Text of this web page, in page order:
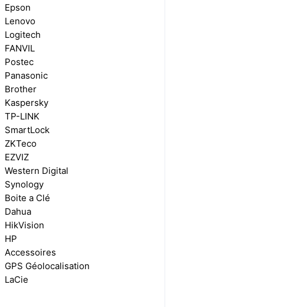
Epson
Lenovo
Logitech
FANVIL
Postec
Panasonic
Brother
Kaspersky
TP-LINK
SmartLock
ZKTeco
EZVIZ
Western Digital
Synology
Boite a Clé
Dahua
HikVision
HP
Accessoires
GPS Géolocalisation
LaCie